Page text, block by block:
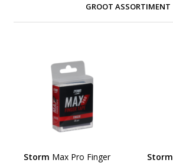
GROOT ASSORTIMENT
Storm Max Pro Finger
Storm